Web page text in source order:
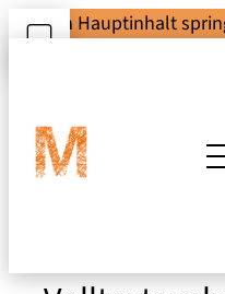
Zum Hauptinhalt
Suchen
in den